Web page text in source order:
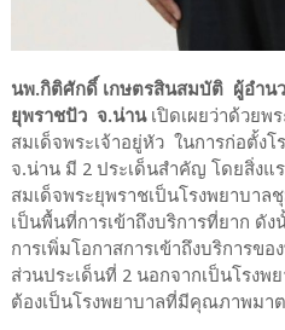
นพ.กิติศักดิ์ เกษตรสินสมบัติ ผู้อำน
ยุพราชปัว จ.น่าน เปิดเผยว่าด้วย
สมเด็จพระเจ้าอยู่หัว ในการก่อตั้ง
จ.น่าน มี 2 ประเด็นสำคัญ โดยสิ่งแ
สมเด็จพระยุพราชเป็นโรงพยาบา
เป็นพื้นที่การเข้าถึงบริการที่ยาก ดั
การเพิ่มโอกาสการเข้าถึงบริการข
ส่วนประเด็นที่ 2 นอกจากเป็นโรง
ต้องเป็นโรงพยาบาลที่มีคุณภาพมา